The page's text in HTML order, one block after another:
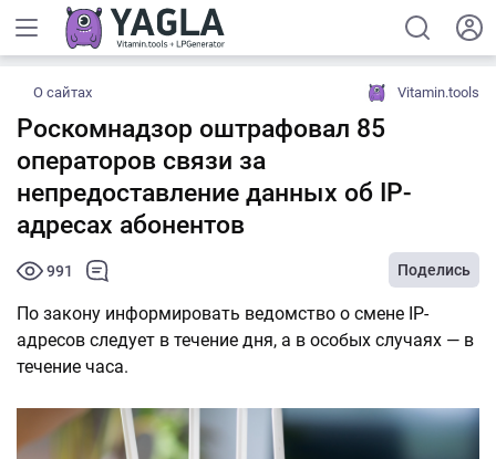
О сайтах Vitamin.tools
Роскомнадзор оштрафовал 85
операторов связи за
непредоставление данных об IP-
адресах абонентов
991 Поделись
По закону информировать ведомство о смене IP-
адресов следует в течение дня, а в особых случаях — в
течение часа.